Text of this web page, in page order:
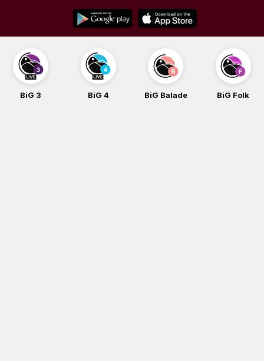
content
BiG 3 BiG 4 BiG Balade BiG Folk